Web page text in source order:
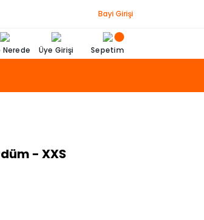
Bayi Girişi
Nerede Üye Girişi Sepetim
- XXS